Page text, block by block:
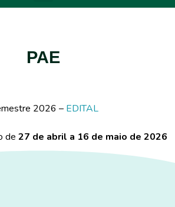
PAE
2026 – EDITAL
de 27 de abril a 16 de maio de 2026